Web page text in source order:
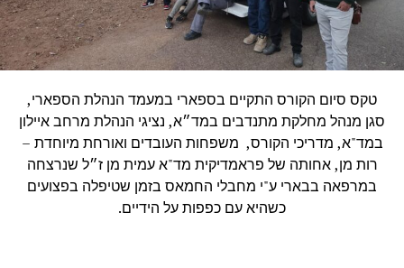
טקס סיום הקורס התקיים בספארי במעמד הנהלת הספארי,
סגן מנהל מחלקת מתנדבים במד״א, נציגי הנהלת מרחב איילון
במד"א, מדריכי הקורס, משפחות העובדים ואורחת מיוחדת –
רות מן, אחותה של פראמדיקית מד"א עמית מן ז״ל שנרצחה
במרפאה בבארי ע"י מחבלי החמאס בזמן שטיפלה בפצועים
כשהיא עם כפפות על הידיים.